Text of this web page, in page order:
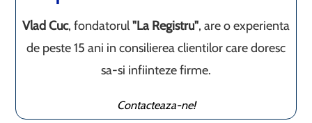
Vlad Cuc, fondatorul"La Registru", are o experienta
de peste 15 ani in consilierea clientilor care doresc
sa-si infiinteze firme.
Contacteaza-ne!